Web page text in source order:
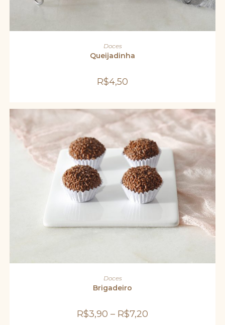
Doces
Queijadinha
R$4,50
Este
tem
várias
opções
podem
Doces
Brigadeiro
R$3,90 – R$7,20